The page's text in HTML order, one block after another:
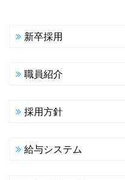
新卒採用
職員紹介
採用方針
給与システム